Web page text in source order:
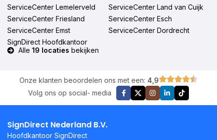
ServiceCenter Lemelerveld
ServiceCenter Land van Cuijk
ServiceCenter Friesland
ServiceCenter Esch
ServiceCenter Emst
ServiceCenter Dordrecht
SignDirect Hoofdkantoor
Alle 19 locaties bekijken
Onze klanten beoordelen ons met een: 4,9
Volg ons op social- media
SignDirect Nederland B.V.
Hoofdkantoor SignDirect